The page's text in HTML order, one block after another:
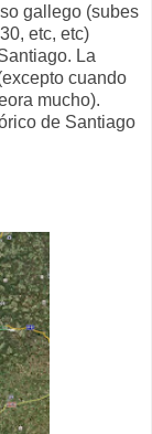
gallego (subes
etc, etc)
La
cuando
mucho).
de Santiago